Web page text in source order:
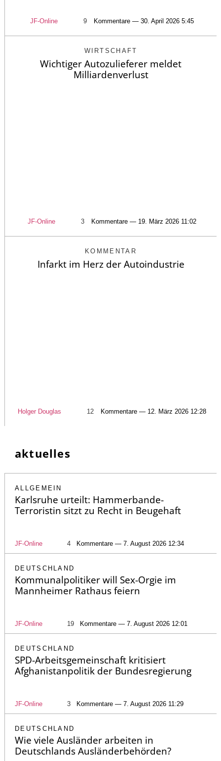
JF-Online 9 Kommentare — 30. April 2026 5:45
WIRTSCHAFT
Wichtiger Autozulieferer meldet
Milliardenverlust
JF-Online 3 Kommentare — 19. März 2026 11:02
KOMMENTAR
Infarkt im Herz der Autoindustrie
Holger Douglas 12 Kommentare — 12. März 2026 12:28
aktuelles
ALLGEMEIN
Karlsruhe urteilt: Hammerbande-
Terroristin sitzt zu Recht in Beugehaft
JF-Online 4 Kommentare — 7. August 2026 12:34
DEUTSCHLAND
Kommunalpolitiker will Sex-Orgie im
Mannheimer Rathaus feiern
JF-Online 19 Kommentare — 7. August 2026 12:01
DEUTSCHLAND
SPD-Arbeitsgemeinschaft kritisiert
Afghanistanpolitik der Bundesregierung
JF-Online 3 Kommentare — 7. August 2026 11:29
DEUTSCHLAND
Wie viele Ausländer arbeiten in
Deutschlands Ausländerbehörden?